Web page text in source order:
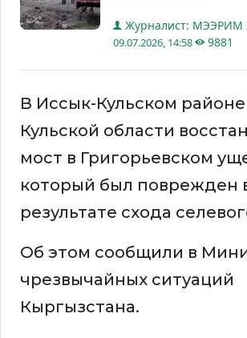
Журналист: МЭЭРИМ
09.07.2026, 14:58 9881
В Иссык-Кульском
Кульской области
мост в Григорьевском
который был поврежден
результате схода
Об этом сообщили в
чрезвычайных ситуаций
Кыргызстана.